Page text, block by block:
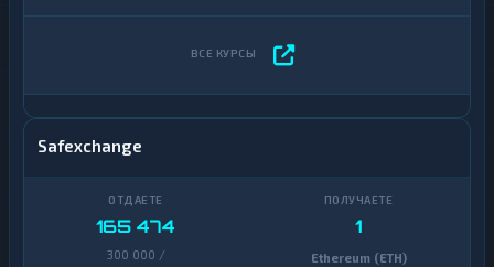
Safexchange
165 474
300 000 /
1
Ethereum (ETH)